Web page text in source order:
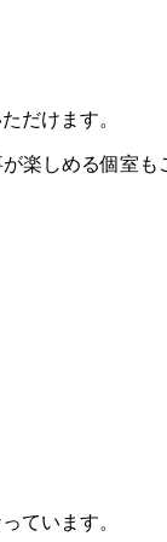
だけます。
楽しめる個室も
ています。